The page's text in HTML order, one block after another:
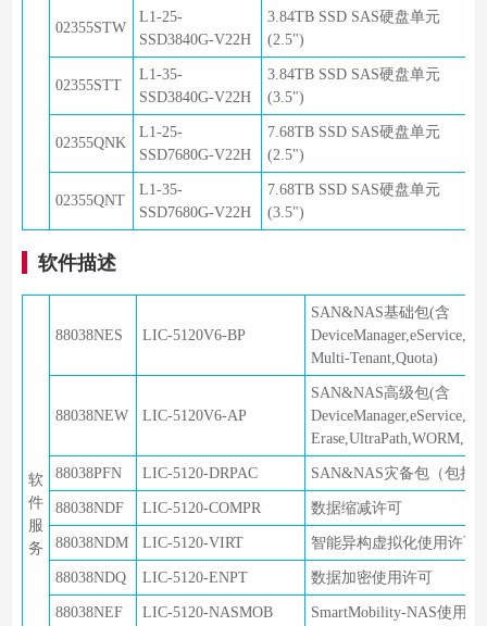
02355STW
L1-25-
SSD3840G-V22H
3.84TB SSD SAS硬盘单元
(2.5")
02355STT
L1-35-
SSD3840G-V22H
3.84TB SSD SAS硬盘单元
(3.5")
02355QNK
L1-25-
SSD7680G-V22H
7.68TB SSD SAS硬盘单元
(2.5")
02355QNT
L1-35-
SSD7680G-V22H
7.68TB SSD SAS硬盘单元
(3.5")
软件描述
软
件
服
务
88038NES LIC-5120V6-BP
SAN&NAS基础包(含
Multi-Tenant,Quota)
88038NEW LIC-5120V6-AP
SAN&NAS高级包(含
88038PFN LIC-5120-DRPAC SAN&NAS灾备包（包括
88038NDF LIC-5120-COMPR 数据缩减许可
88038NDM LIC-5120-VIRT 智能异构虚拟化使用许可
88038NDQ LIC-5120-ENPT 数据加密使用许可
88038NEF LIC-5120-NASMOB SmartMobility-NAS使用许